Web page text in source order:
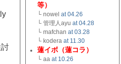
等）
└ nowel at 04.26
└ 管理人ayu at 04.28
└ mafchan at 03.28
└ kodera at 11.30
蓮イボ（蓮コラ）
└ aa at 10.26